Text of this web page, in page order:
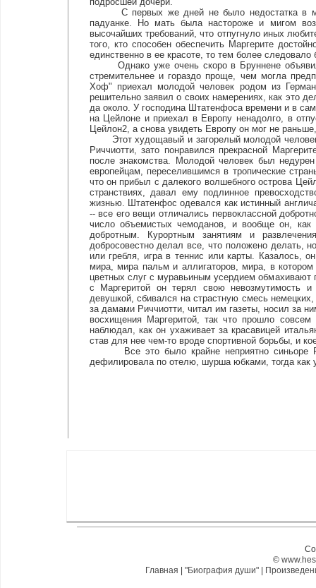
С первых же дней не было недостатка в
падуанке. Но мать была настороже и мигом
высочайших требований, что отпугнуло иных
того, кто способен обеспечить Маргерите
единственно в ее красоте, то тем более следовало
Однако уже очень скоро в Бруннене
стремительнее и гораздо проще, чем могла
Хоф" приехал молодой человек родом из
решительно заявил о своих намерениях, как это
да около. У господина Штатенфоса времени и в
на Цейлоне и приехал в Европу ненадолго, в
Цейлон2, а снова увидеть Европу он мог не
Этот худощавый и загорелый молодой человек
Риччиотти, зато понравился прекрасной
после знакомства. Молодой человек был
европейцам, переселившимся в тропические
что он прибыл с далекого волшебного острова
странствиях, давал ему подлинное
жизнью. Штатенфос одевался как истинный
-- все его вещи отличались первоклассной
число объемистых чемоданов, и вообще он,
добротным. Курортным занятиям и
добросовестно делал все, что положено делать,
или гребля, игра в теннис или карты. Казалось,
мира, мира пальм и аллигаторов, мира, в
цветных слуг с муравьиным усердием
с Маргеритой он терял свою невозмутимость и
девушкой, сбивался на страстную смесь
за дамами Риччиотти, читал им газеты, носил за
восхищения Маргеритой, так что прошло
наблюдал, как он ухаживает за красавицей
став для нее чем-то вроде спортивной борьбы, и
Все это было крайне неприятно синьоре
дефилировала по отелю, шурша юбками, тогда как
©
Главная
"Биография души"